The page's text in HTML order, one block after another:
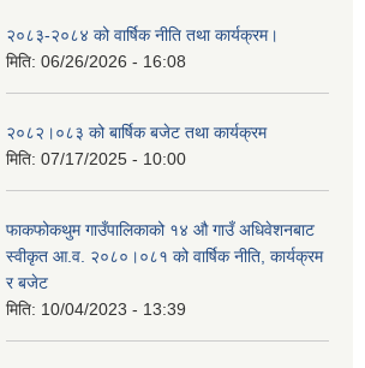
२०८३-२०८४ को वार्षिक नीति तथा कार्यक्रम।
मिति: 06/26/2026 - 16:08
२०८२।०८३ को बार्षिक बजेट तथा कार्यक्रम
मिति: 07/17/2025 - 10:00
फाकफोकथुम गाउँपालिकाको १४ औ गाउँ अधिवेशनबाट
स्वीकृत आ.व. २०८०।०८१ को वार्षिक नीति, कार्यक्रम
र बजेट
मिति: 10/04/2023 - 13:39